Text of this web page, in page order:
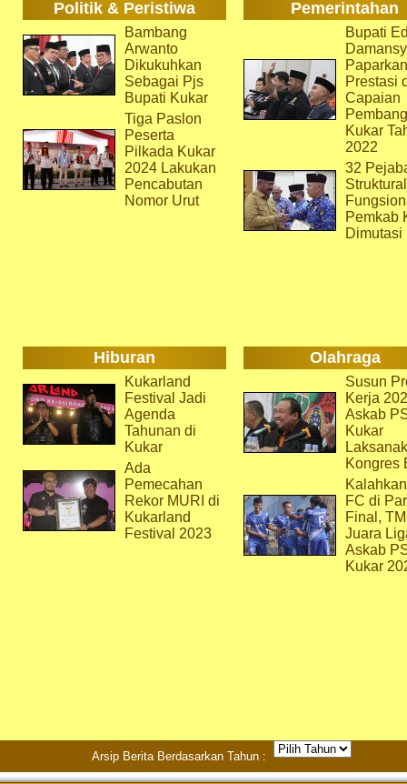
Politik & Peristiwa Pemerintahan
Bambang
Arwanto
Dikukuhkan
Sebagai Pjs
Bupati Kukar
Tiga Paslon
Peserta
Pilkada Kukar
2024 Lakukan
Pencabutan
Nomor Urut
Bupati
Paparkan
Prestasi
Capaian
Kukar
2022
32
Pemkab
Dimutasi
Hiburan Olahraga
Kukarland
Festival Jadi
Agenda
Tahunan di
Kukar
Ada
Pemecahan
Rekor MURI di
Kukarland
Festival 2023
Susun
Kerja
Askab
Kukar
Kongres
FC di
Final,
Juara
Askab
Kukar
Arsip Berita Berdasarkan Tahun :